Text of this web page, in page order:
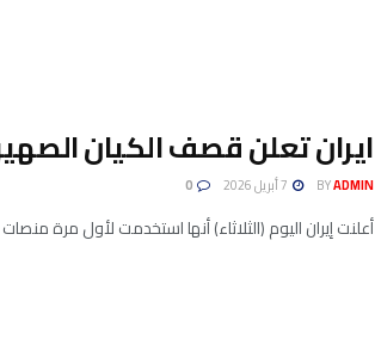
ايران تعلن قصف الكيان
BYADMIN
أعلنت إيران اليوم (الثلاثاء) أنها استخدمت لأول مرة